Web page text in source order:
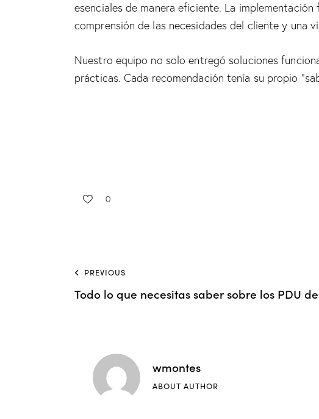
esenciales de manera eficiente. La
comprensión de las necesidades del cliente y una
Nuestro equipo no solo entregó soluciones
prácticas. Cada recomendación tenía su propio
0
PREVIOUS
Todo lo que necesitas saber sobre los PDU
wmontes
ABOUT AUTHOR